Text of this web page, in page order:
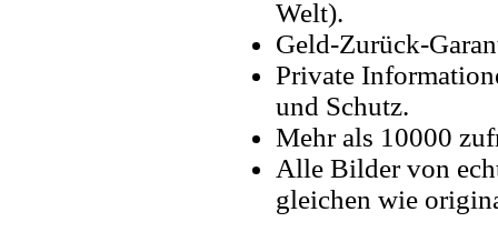
Welt).
Geld-Zurück-
Private
und Schutz.
Mehr als 10000
Alle Bilder von
gleichen wie